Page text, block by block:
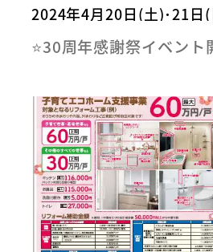
2024年4月20日(土)･21日
⭐30周年感謝祭イベント